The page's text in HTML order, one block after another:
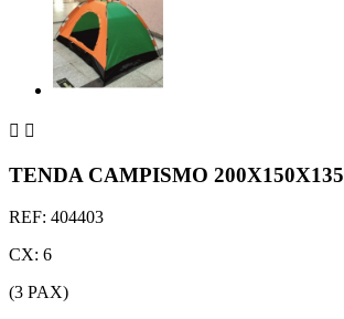
 
TENDA CAMPISMO
REF: 404403
CX: 6
(3 PAX)